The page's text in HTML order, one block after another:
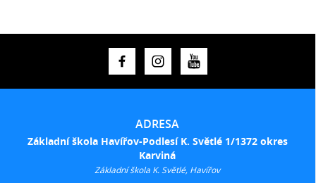
ADRESA
Základní škola Havířov-Podlesí K. Světlé 1/1372 okres
Karviná
Základní škola K. Světlé, Havířov